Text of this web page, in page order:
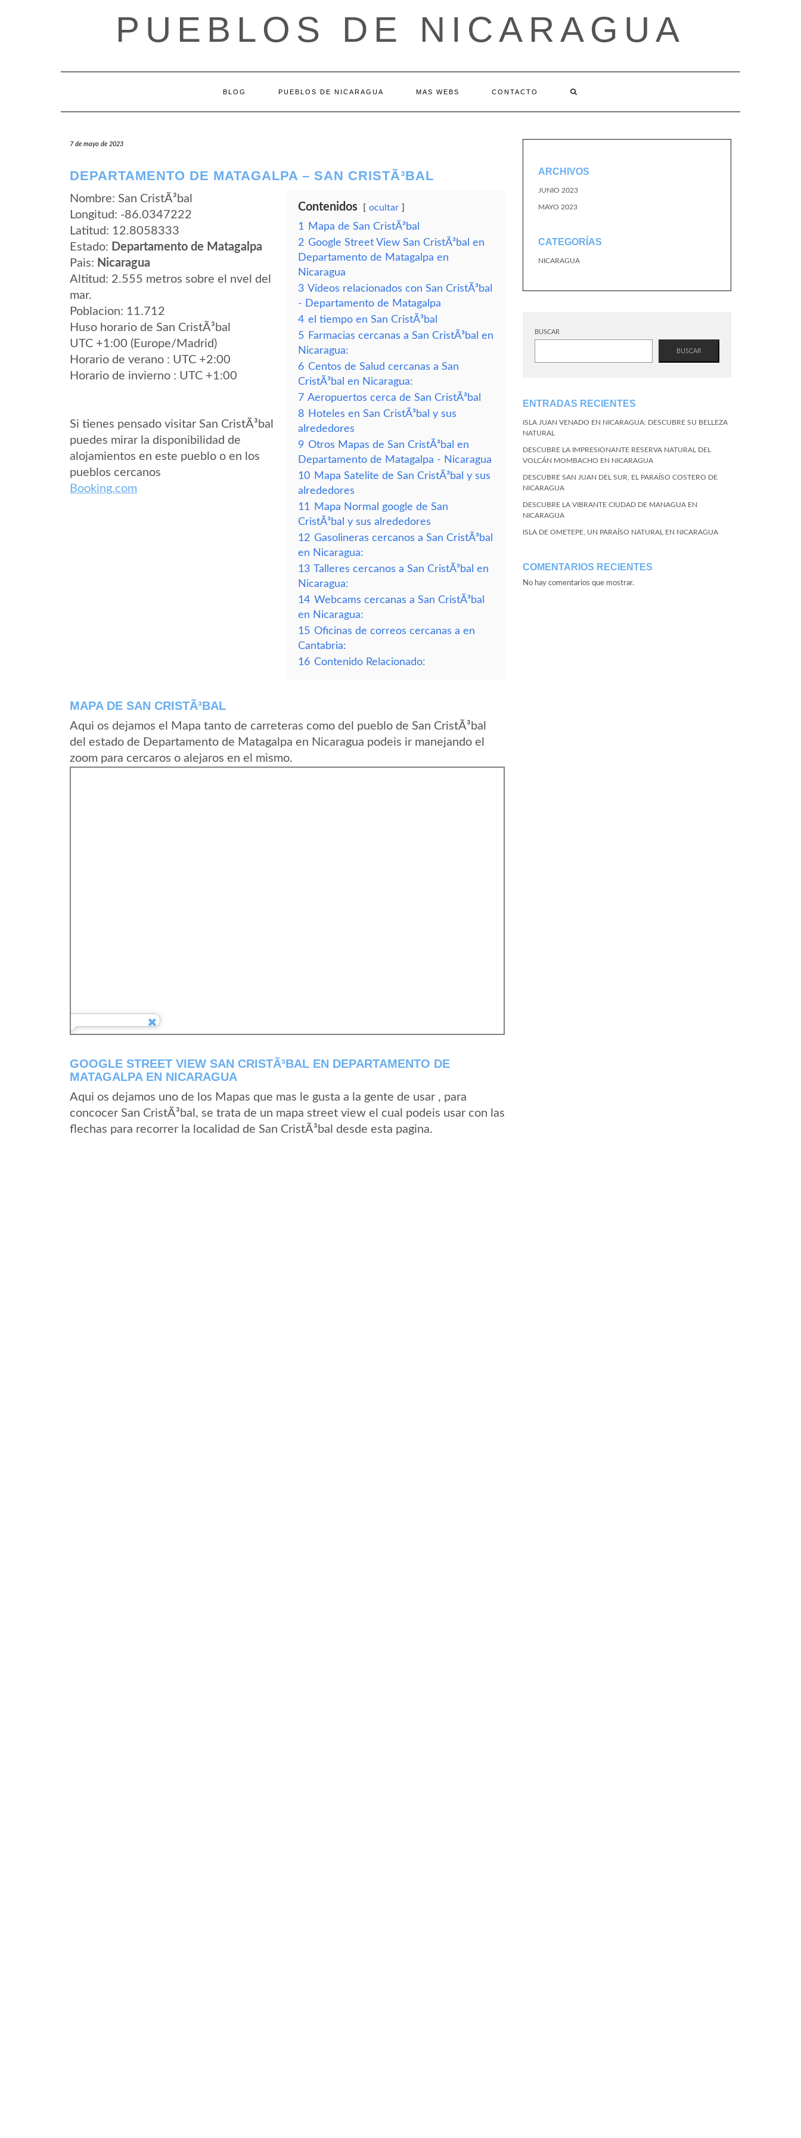
PUEBLOS DE NICARAGUA
BLOG PUEBLOS DE NICARAGUA MAS WEBS CONTACTO
7 de mayo de 2023
DEPARTAMENTO DE MATAGALPA – SAN CRISTÃ³BAL
Nombre: San CristÃ³bal
Longitud: -86.0347222
Latitud: 12.8058333
Estado: Departamento de Matagalpa
Pais: Nicaragua
Altitud: 2.555 metros sobre el nvel del
mar.
Poblacion: 11.712
Huso horario de San CristÃ³bal
UTC +1:00 (Europe/Madrid)
Horario de verano : UTC +2:00
Horario de invierno : UTC +1:00
Si tienes pensado visitar San CristÃ³bal
puedes mirar la disponibilidad de
alojamientos en este pueblo o en los
pueblos cercanos
Booking.com
Contenidos ocultar
1
Mapa de San CristÃ³bal
2 Google Street View San CristÃ³bal en
Departamento de Matagalpa en
Nicaragua
3 Vídeos relacionados con San CristÃ³bal
- Departamento de Matagalpa
4 el tiempo en San CristÃ³bal
5 Farmacias cercanas a San CristÃ³bal en
Nicaragua:
6 Centos de Salud cercanas a San
CristÃ³bal en Nicaragua:
7 Aeropuertos cerca de San CristÃ³bal
8 Hoteles en San CristÃ³bal y sus
alrededores
9 Otros Mapas de San CristÃ³bal en
Departamento de Matagalpa - Nicaragua
10 Mapa Satelite de San CristÃ³bal y sus
alrededores
11
Mapa Normal google de San
CristÃ³bal y sus alrededores
12 Gasolineras cercanos a San CristÃ³bal
en Nicaragua:
13 Talleres cercanos a San CristÃ³bal en
Nicaragua:
14 Webcams cercanas a San CristÃ³bal
en Nicaragua:
15 Oficinas de correos cercanas a en
Cantabria:
16 Contenido Relacionado:
MAPA DE SAN CRISTÃ³BAL
Aqui os dejamos el Mapa tanto de carreteras como del pueblo de San CristÃ³bal
del estado de Departamento de Matagalpa en Nicaragua podeis ir manejando el
zoom para cercaros o alejaros en el mismo.
GOOGLE STREET VIEW SAN CRISTÃ³BAL EN DEPARTAMENTO DE
MATAGALPA EN NICARAGUA
Aqui os dejamos uno de los Mapas que mas le gusta a la gente de usar , para
concocer San CristÃ³bal, se trata de un mapa street view el cual podeis usar con las
flechas para recorrer la localidad de San CristÃ³bal desde esta pagina.
ARCHIVOS
JUNIO 2023
MAYO 2023
CATEGORÍAS
NICARAGUA
BUSCAR
BUSCAR
ENTRADAS RECIENTES
ISLA JUAN VENADO EN NICARAGUA: DESCUBRE SU BELLEZA
NATURAL
DESCUBRE LA IMPRESIONANTE RESERVA NATURAL DEL
VOLCÁN MOMBACHO EN NICARAGUA
DESCUBRE SAN JUAN DEL SUR, EL PARAÍSO COSTERO DE
NICARAGUA
DESCUBRE LA VIBRANTE CIUDAD DE MANAGUA EN
NICARAGUA
ISLA DE OMETEPE, UN PARAÍSO NATURAL EN NICARAGUA
COMENTARIOS RECIENTES
No hay comentarios que mostrar.